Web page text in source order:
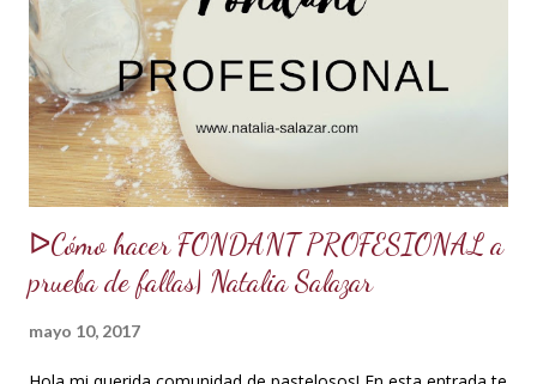
tortas y pasteles te quedarán húmedos y mucho más
sabrosos. Los jarabes pueden ser de diferentes sabores, de
acuerdo a los ingredientes que usemos. Aquí te comparto
una...
ᐅCómo hacer FONDANT PROFESIONAL a
prueba de fallas| Natalia Salazar
mayo 10, 2017